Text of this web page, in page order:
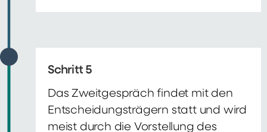
Schritt 5
Das Zweitgespräch findet mit den
Entscheidungsträgern statt und wird
meist durch die Vorstellung des